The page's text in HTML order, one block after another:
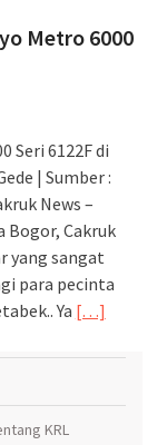
KA Bandara YIA
Metro 6000
Seri 6122F di
| Sumber :
News –
Bogor, Cakruk
yang sangat
para pecinta
Ya […]
KRL